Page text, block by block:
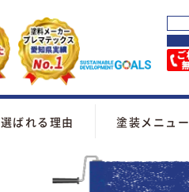
選ばれる理由 塗装メニュー